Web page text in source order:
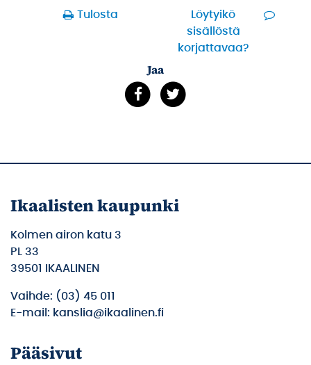
Tulosta
Löytyikö
sisällöstä
korjattavaa?
Jaa
Ikaalisten kaupunki
Kolmen airon katu 3
PL 33
39501 IKAALINEN
Vaihde: (03) 45 011
E-mail: kanslia@ikaalinen.fi
Pääsivut